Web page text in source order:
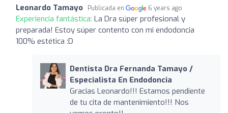
Leonardo Tamayo Publicada en 6 years ago
Experiencia fantástica: La Dra súper profesional y
preparada! Estoy súper contento con mi endodoncia
100% estética :D
Dentista Dra Fernanda Tamayo /
Especialista En Endodoncia
Gracias Leonardo!!! Estamos pendiente
de tu cita de mantenimiento!!! Nos